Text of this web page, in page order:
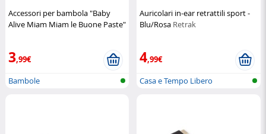
Accessori per bambola "Baby
Alive Miam Miam le Buone Paste"
3,99€
Bambole
Auricolari in-ear retrattili sport -
Blu/Rosa Retrak
4,99€
Casa e Tempo Libero